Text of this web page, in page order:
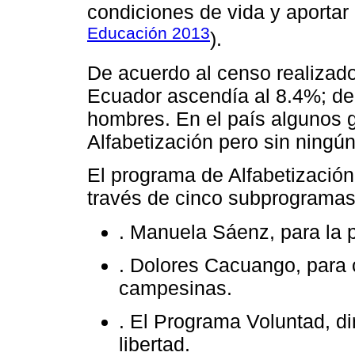
condiciones de vida y
Educación 2013).
De acuerdo al censo
Ecuador ascendía al 8.4%;
hombres. En el país algunos
Alfabetización pero sin
El programa de
través de cinco
. Manuela Sáenz, para la
. Dolores Cacuango,
campesinas.
. El Programa Voluntad,
libertad.